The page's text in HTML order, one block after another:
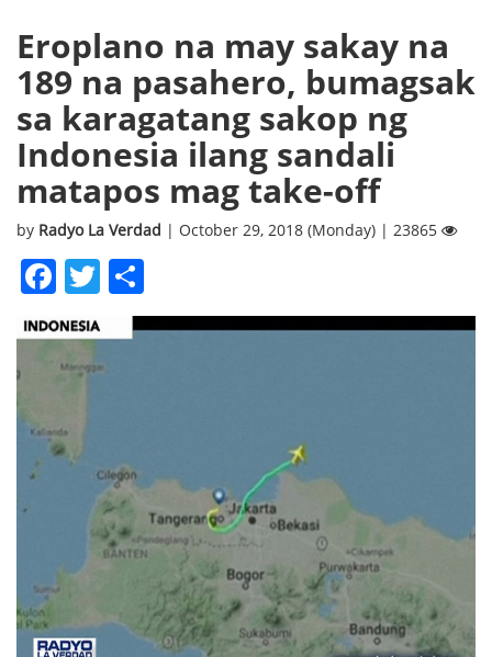
Eroplano na may sakay na
189 na pasahero, bumagsak
sa karagatang sakop ng
Indonesia ilang sandali
matapos mag take-off
by Radyo La Verdad | October 29, 2018 (Monday) | 23865
Facebook
Twitter